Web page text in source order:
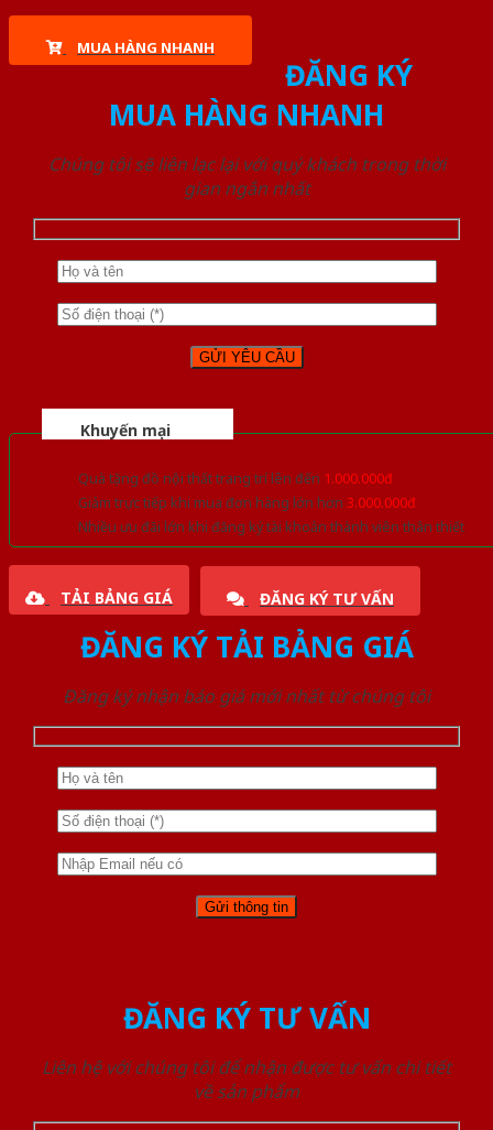
MUA HÀNG NHANH
ĐĂNG KÝ
MUA HÀNG NHANH
Chúng tôi sẽ liên lạc lại với quý khách trong thời
gian ngắn nhất
Khuyến mại
Quà tặng đồ nội thất trang trí lên đến 1.000.000đ
Giảm trực tiếp khi mua đơn hàng lớn hơn 3.000.000đ
Nhiều ưu đãi lớn khi đăng ký tài khoản thành viên thân thiết
TẢI BẢNG GIÁ ĐĂNG KÝ TƯ VẤN
ĐĂNG KÝ TẢI BẢNG GIÁ
Đăng ký nhận báo giá mới nhất từ chúng tôi
ĐĂNG KÝ TƯ VẤN
Liên hệ với chúng tôi để nhận được tư vấn chi tiết
về sản phẩm